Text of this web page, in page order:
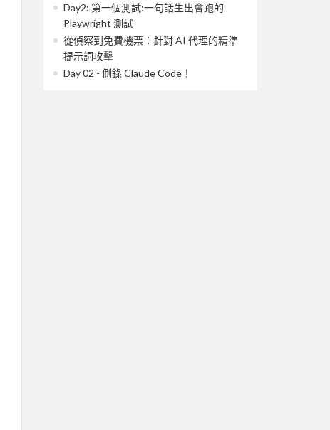
Day2: 第一個測試:一句話生出會跑的
Playwright 測試
從偵察到免費機票：針對 AI 代理的精準
提示詞攻擊
Day 02 - 側錄 Claude Code！